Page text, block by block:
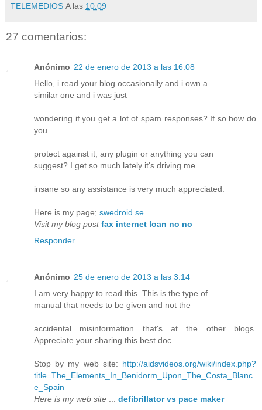
TELEMEDIOS A las 10:09
27 comentarios:
Anónimo 22 de enero de 2013 a las 16:08
Hello, i read your blog occasionally and i own a
similar one and i was just
wondering if you get a lot of spam responses? If so how do
you
protect against it, any plugin or anything you can
suggest? I get so much lately it's driving me
insane so any assistance is very much appreciated.
Here is my page; swedroid.se
Visit my blog post fax internet loan no no
Responder
Anónimo 25 de enero de 2013 a las 3:14
I am very happy to read this. This is the type of
manual that needs to be given and not the
accidental misinformation that's at the other blogs.
Appreciate your sharing this best doc.
Stop by my web site: http://aidsvideos.org/wiki/index.php?
title=The_Elements_In_Benidorm_Upon_The_Costa_Blanc
e_Spain
Here is my web site ... defibrillator vs pace maker